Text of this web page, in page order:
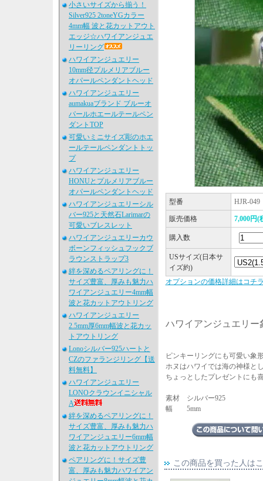
小さいサイズから揃う！
Silver925 2toneYGカラー
4mm幅 波と花カットアウト
エッジ☆ハワイアンジュエ
リーリング
ハワイアンジュエリー
10mm径プルメリアブルー
オパールペンダントヘッド
ハワイアンジュエリー
aumakuaブランド ブルーオ
パールホエールテールペン
ダントTOP
可愛いミニサイズ彫のホエ
ールテールペンダントトッ
プ
ハワイアンジュエリー
HONUとプルメリアブルー
オパールペンダントヘッド
ハワイアンジュエリーシル
バー925と天然石Larimarの
可愛いブレスレット
ハワイアンジュエリーカウ
ボーンフィッシュフックブ
ラウンストラップ3
絆を深めるペアリングに！
サイズ豊富、厚みも魅力ハ
ワイアンジュエリー4mm幅
波と花カットアウトリング
ハワイアンジュエリー
2.5mm厚6mm幅波と花カッ
トアウトリング
Lonoシルバー925ハートと
CZのファランジリング【送
料無料】
ハワイアンジュエリー
LONOクラウンイニシャル
A
絆を深めるペアリングに！
サイズ豊富、厚みも魅力ハ
ワイアンジュエリー6mm幅
波と花カットアウトリング
ペアリングに！サイズ豊
富、厚みも魅力ハワイアン
型番 HJR-049
販売価格 7,000円(
購入数
USサイズ(日本サ
イズ約)
オプションの価格詳細はコチ
ハワイアンジュエリ
ピンキーリングにも可愛い象
ホヌはハワイでは海の神様と
ちょっとしたプレゼントにも
素材 シルバー925
幅 5mm
この商品を買った人は